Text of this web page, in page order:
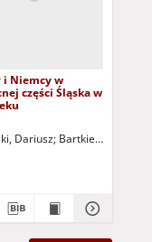
(1930-2002) - red.
i Niemcy w
części Śląska w
Dariusz Bartkiewicz,